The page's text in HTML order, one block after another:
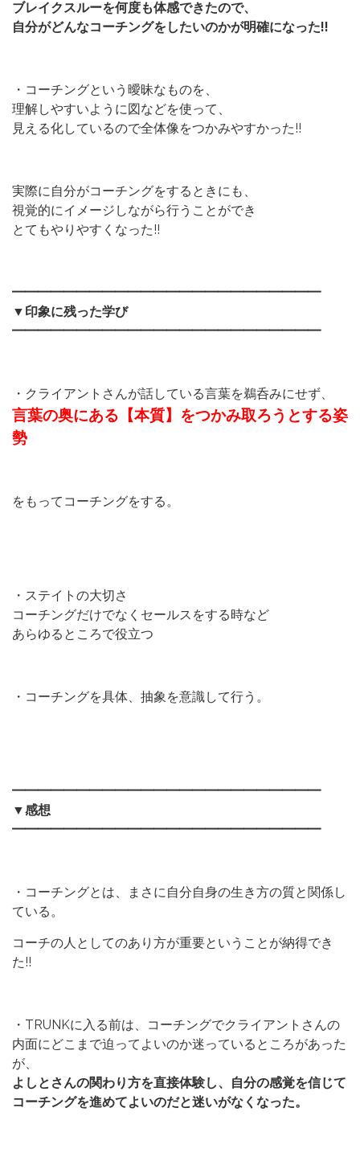
ブレイクスルーを何度も体感できたので、
自分がどんなコーチングをしたいのかが明確になった!!
・コーチングという曖昧なものを、
理解しやすいように図などを使って、
見える化しているので全体像をつかみやすかった!!
実際に自分がコーチングをするときにも、
視覚的にイメージしながら行うことができ
とてもやりやすくなった!!
━━━━━━━━━━━━━━━━━━━━━━━━
▼印象に残った学び
━━━━━━━━━━━━━━━━━━━━━━━━
・クライアントさんが話している言葉を鵜呑みにせず、
言葉の奥にある【本質】をつかみ取ろうとする姿
勢
をもってコーチングをする。
・ステイトの大切さ
コーチングだけでなくセールスをする時など
あらゆるところで役立つ
・コーチングを具体、抽象を意識して行う。
━━━━━━━━━━━━━━━━━━━━━━━━
▼感想
━━━━━━━━━━━━━━━━━━━━━━━━
・コーチングとは、まさに自分自身の生き方の質と関係し
ている。
コーチの人としてのあり方が重要ということが納得でき
た!!
・TRUNKに入る前は、コーチングでクライアントさんの
内面にどこまで迫ってよいのか迷っているところがあった
が、
よしとさんの関わり方を直接体験し、自分の感覚を信じて
コーチングを進めてよいのだと迷いがなくなった。